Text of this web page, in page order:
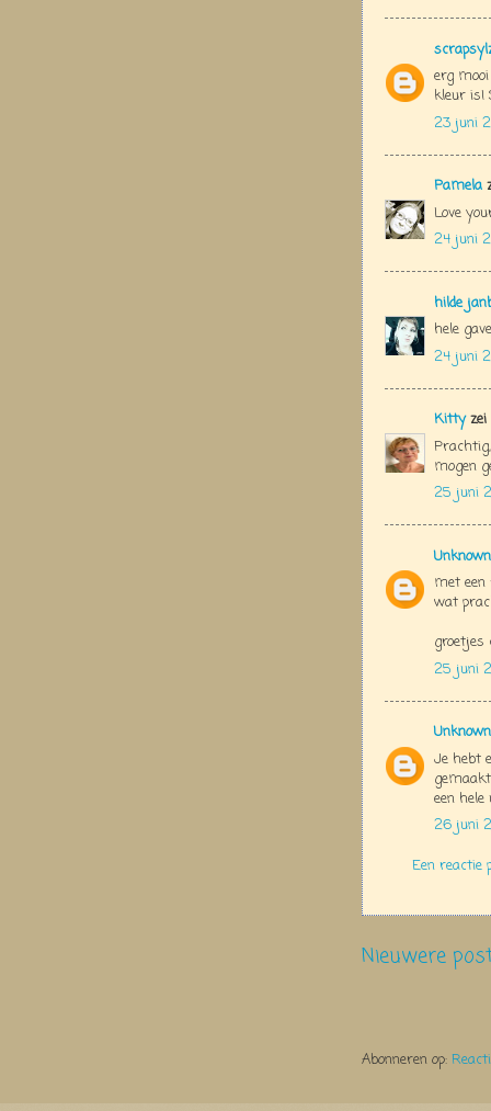
erg
kleur is!
23 juni
Pamela
Love
24 juni
hilde
hele
24 juni
Kittyzei
mogen
25 juni
Unknown
met
wat
groetjes
25 juni
Unknown
Je hebt
een
26 juni
Een reactie
Nieuwere
Abonneren op: